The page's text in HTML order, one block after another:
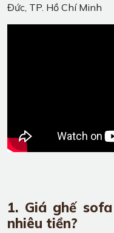
Đức, TP. Hồ Chí Minh
1. Giá ghế
nhiêu tiền?